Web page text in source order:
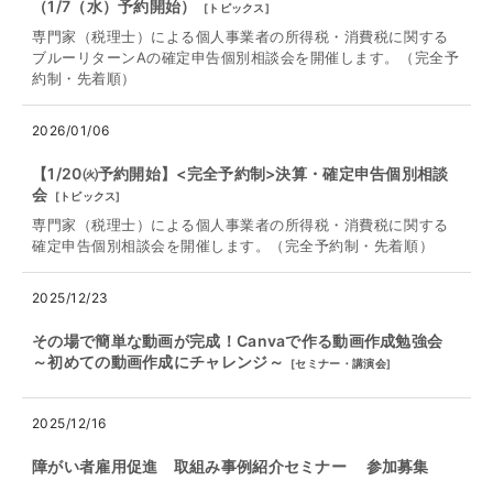
（1/7（水）予約開始）
[ トピックス]
専門家（税理士）による個人事業者の所得税・消費税に関する
ブルーリターンAの確定申告個別相談会を開催します。（完全予
約制・先着順）
2026/01/06
【1/20㈫予約開始】<完全予約制>決算・確定申告個別相談
会
[トピックス]
専門家（税理士）による個人事業者の所得税・消費税に関する
確定申告個別相談会を開催します。（完全予約制・先着順）
2025/12/23
その場で簡単な動画が完成！Canvaで作る動画作成勉強会
～初めての動画作成にチャレンジ～
[セミナー・講演会]
2025/12/16
障がい者雇用促進 取組み事例紹介セミナー 参加募集